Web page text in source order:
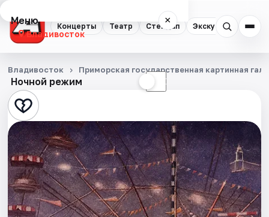
Концерты Театр Стендап Экскурсии
Меню ×
Владивосток
Концерты
Театр
Стендап
Экскурсии
Спорт
События
Ночной режим ☾
Владивосток Приморская государственная картинная